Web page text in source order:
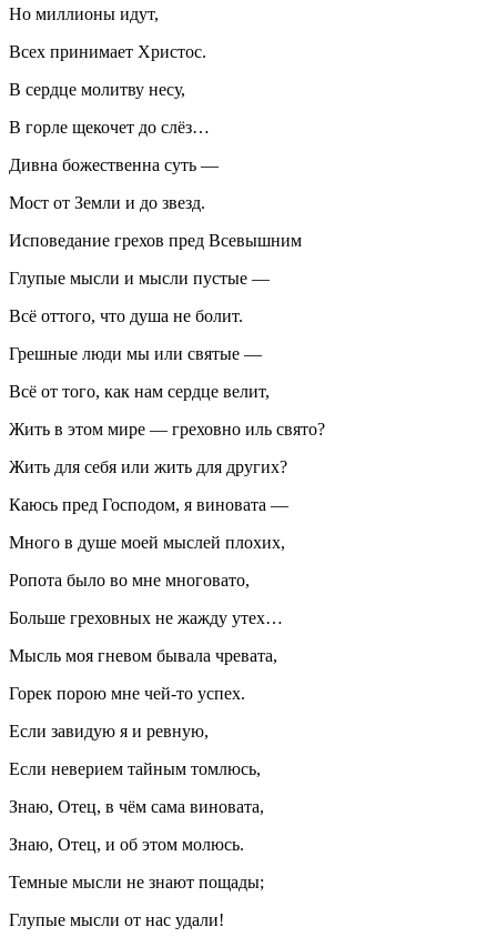
Но миллионы идут,
Всех принимает Христос.
В сердце молитву несу,
В горле щекочет до слёз…
Дивна божественна суть —
Мост от Земли и до звезд.
Исповедание грехов пред Всевышним
Глупые мысли и мысли пустые —
Всё оттого, что душа не болит.
Грешные люди мы или святые —
Всё от того, как нам сердце велит,
Жить в этом мире — греховно иль свято?
Жить для себя или жить для других?
Каюсь пред Господом, я виновата —
Много в душе моей мыслей плохих,
Ропота было во мне многовато,
Больше греховных не жажду утех…
Мысль моя гневом бывала чревата,
Горек порою мне чей-то успех.
Если завидую я и ревную,
Если неверием тайным томлюсь,
Знаю, Отец, в чём сама виновата,
Знаю, Отец, и об этом молюсь.
Темные мысли не знают пощады;
Глупые мысли от нас удали!